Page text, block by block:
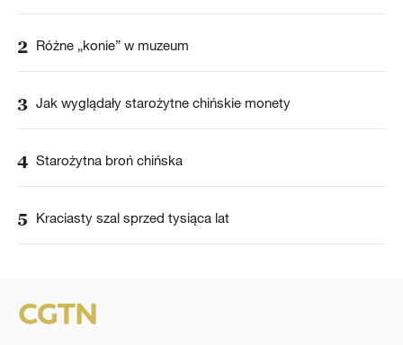
2 Różne „konie” w muzeum
3 Jak wyglądały starożytne chińskie monety
4 Starożytna broń chińska
5 Kraciasty szal sprzed tysiąca lat